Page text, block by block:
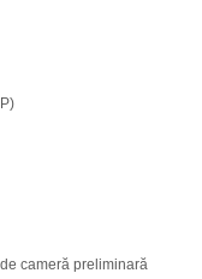
cameră preliminară